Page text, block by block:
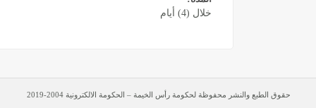
خلال (4) أيام
حقوق الطبع والنشر محفوظة لحكومة رأس الخيمة – الحكومة الالكترونية 2004-2019